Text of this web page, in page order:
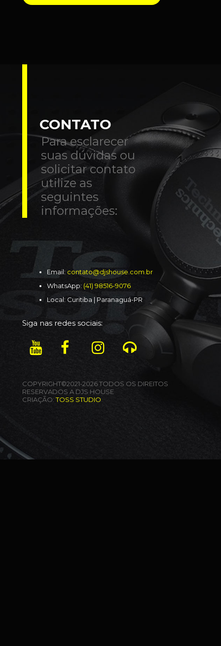
CONTATO
Para esclarecer
suas dúvidas ou
solicitar contato
utilize as
seguintes
informações:
Email: contato@djshouse.com.br
WhatsApp: (41) 98516-9076
Local: Curitiba | Paranaguá-PR
Siga nas redes sociais:
COPYRIGHT©2021-2026 TODOS OS DIREITOS
RESERVADOS A DJS HOUSE
CRIAÇÃO:TOSS STUDIO